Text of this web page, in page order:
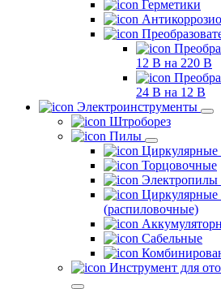
Герметики
12 В на 220 В
24 В на 12 В
Электроинструменты
Штроборез
Пилы
Циркулярные
Торцовочные
Электропилы
Циркулярные
(распиловочные)
Сабельные
Инструмент для